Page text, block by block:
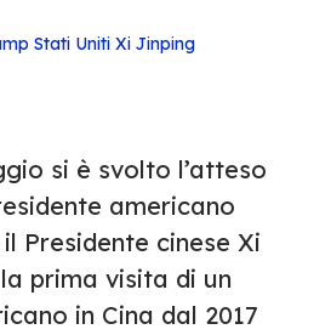
Stati Uniti Xi Jinping
si è svolto l’atteso
americano
Presidente cinese Xi
prima visita di un
in Cina dal 2017